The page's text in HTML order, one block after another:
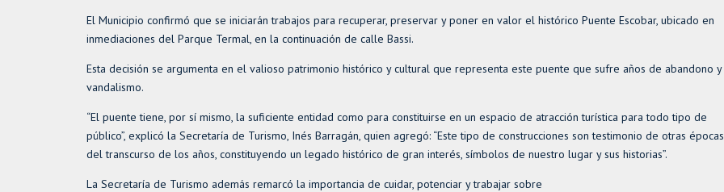
El Municipio confirmó que se iniciarán trabajos para recuperar, preservar y poner en valor el histórico Puente Escobar, ubicado en
inmediaciones del Parque Termal, en la continuación de calle Bassi.
Esta decisión se argumenta en el valioso patrimonio histórico y cultural que representa este puente que sufre años de abandono y
vandalismo.
“El puente tiene, por sí mismo, la suficiente entidad como para constituirse en un espacio de atracción turística para todo tipo de
público”, explicó la Secretaría de Turismo, Inés Barragán, quien agregó: “Este tipo de construcciones son testimonio de otras
del transcurso de los años, constituyendo un legado histórico de gran interés, símbolos de nuestro lugar y sus historias”.
La Secretaría de Turismo además remarcó la importancia de cuidar, potenciar y trabajar sobre